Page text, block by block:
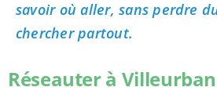
savoir où aller, sans perdre
chercher partout.
Réseauter à